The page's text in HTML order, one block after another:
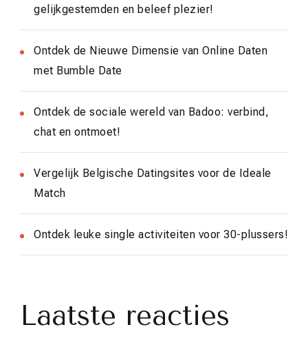
gelijkgestemden en beleef plezier!
Ontdek de Nieuwe Dimensie van Online Daten
met Bumble Date
Ontdek de sociale wereld van Badoo: verbind,
chat en ontmoet!
Vergelijk Belgische Datingsites voor de Ideale
Match
Ontdek leuke single activiteiten voor 30-plussers!
Laatste reacties